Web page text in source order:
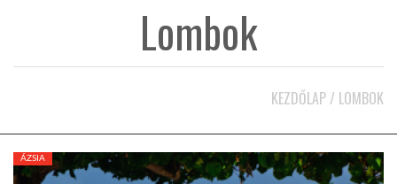
Lombok
KEZDŐLAP / LOMBOK
ÁZSIA